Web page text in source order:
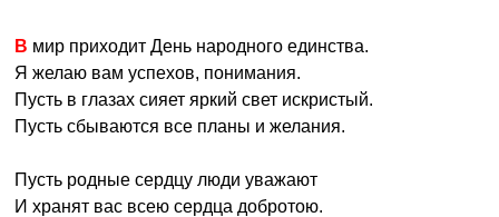
В мир приходит День народного единства.
Я желаю вам успехов, понимания.
Пусть в глазах сияет яркий свет искристый.
Пусть сбываются все планы и желания.
Пусть родные сердцу люди уважают
И хранят вас всею сердца добротою.